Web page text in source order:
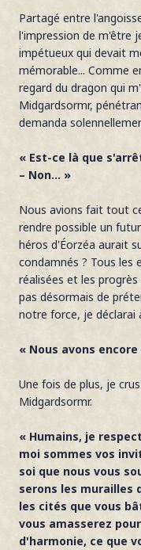
Partagé entre
l'impression de m'être
impétueux qui devait
mémorable... Comme
regard du dragon qui
Midgardsormr,
demanda
« Est-ce là que
– Non... »
Nous avions fait tout
rendre possible un
héros d'Éorzéa aurait
condamnés ? Tous les
réalisées et les
pas désormais de
notre force, je déclarai
« Nous avons
Une fois de plus, je
Midgardsormr.
« Humains, je
moi sommes vos
soi que nous vous
serons les murailles
les cités que vous
vous amasserez
d'harmonie, ce que